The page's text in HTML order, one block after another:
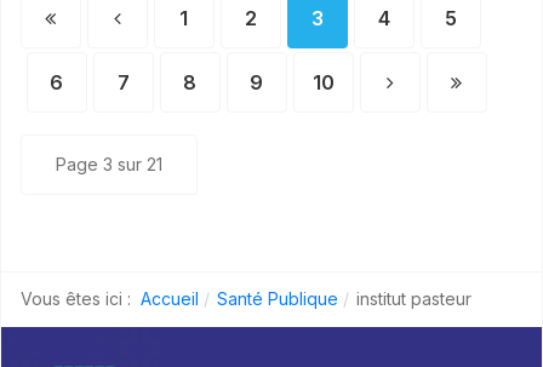
Page 3 sur 21
1 2 3 4 5
6 7 8 9 10
Vous êtes ici : Accueil Santé Publique institut pasteur